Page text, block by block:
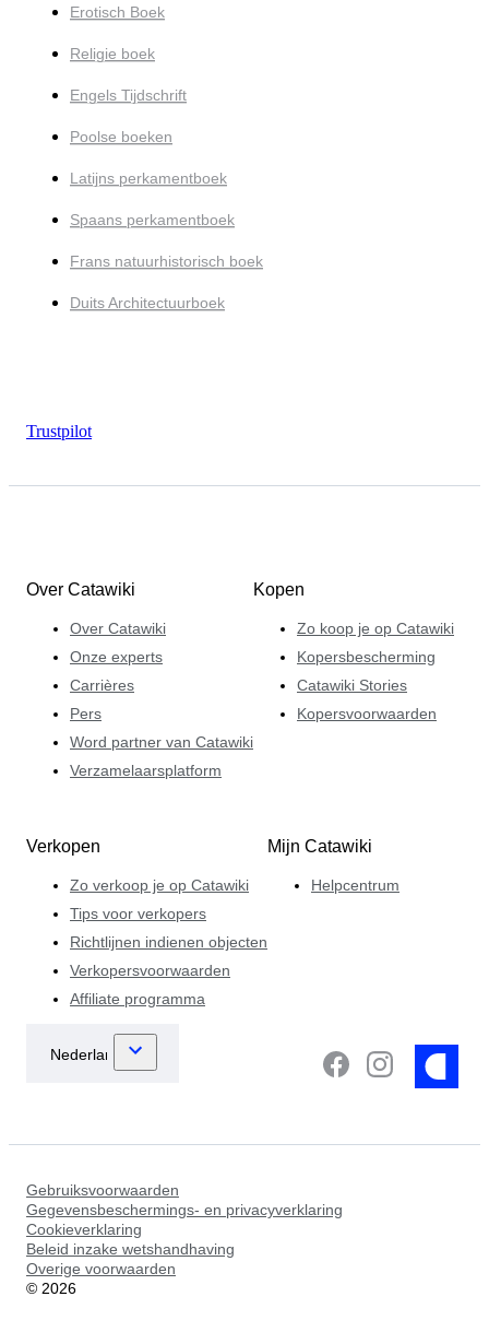
Erotisch Boek
Religie boek
Engels Tijdschrift
Poolse boeken
Latijns perkamentboek
Spaans perkamentboek
Frans natuurhistorisch boek
Duits Architectuurboek
Trustpilot
Over Catawiki
Over Catawiki
Onze experts
Carrières
Pers
Word partner van Catawiki
Verzamelaarsplatform
Kopen
Zo koop je op Catawiki
Kopersbescherming
Catawiki Stories
Kopersvoorwaarden
Verkopen
Zo verkoop je op Catawiki
Tips voor verkopers
Richtlijnen indienen objecten
Verkopersvoorwaarden
Affiliate programma
Mijn Catawiki
Helpcentrum
Gebruiksvoorwaarden
Gegevensbeschermings- en privacyverklaring
Cookieverklaring
Beleid inzake wetshandhaving
Overige voorwaarden
© 2026